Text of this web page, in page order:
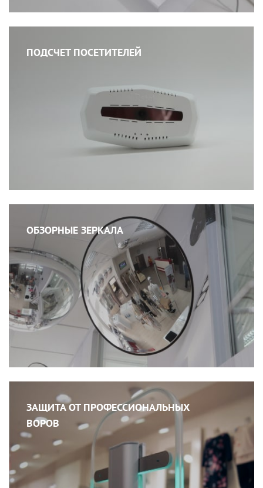
ПОДСЧЕТ ПОСЕТИТЕЛЕЙ
ОБЗОРНЫЕ ЗЕРКАЛА
ЗАЩИТА ОТ ПРОФЕССИОНАЛЬНЫХ
ВОРОВ